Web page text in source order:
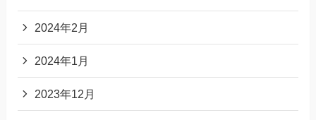
2024年2月
2024年1月
2023年12月